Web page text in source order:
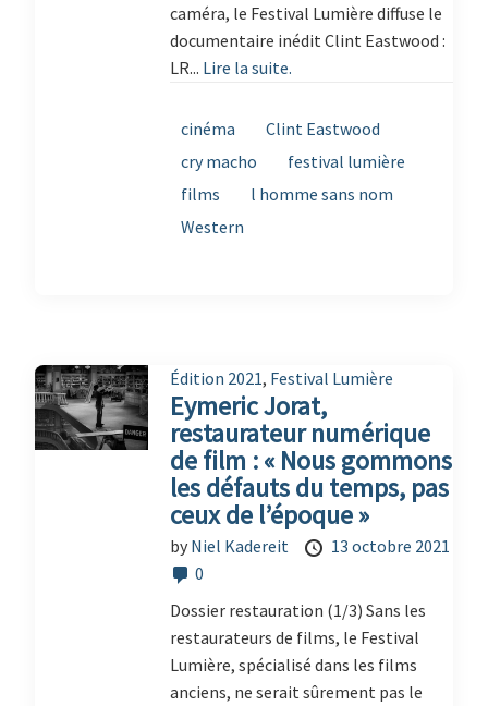
caméra, le Festival Lumière diffuse le
documentaire inédit Clint Eastwood :
LR... Lire la suite.
cinéma
Clint Eastwood
cry macho
festival lumière
films
l homme sans nom
Western
Édition 2021, Festival Lumière
Eymeric Jorat,
restaurateur numérique
de film : « Nous gommons
les défauts du temps, pas
ceux de l’époque »
by Niel Kadereit
13 octobre 2021
0
Dossier restauration (1/3) Sans les
restaurateurs de films, le Festival
Lumière, spécialisé dans les films
anciens, ne serait sûrement pas le